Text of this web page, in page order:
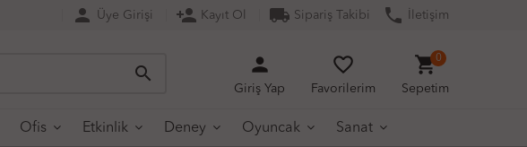
person Üye Girişi person_add Kayıt Ol local_shipping Sipariş Takibi phone İletişim
search person
Giriş Yap
favorite_border
Favorilerim
shopping_cart
Sepetim
0
Ofis Etkinlik Deney Oyuncak Sanat